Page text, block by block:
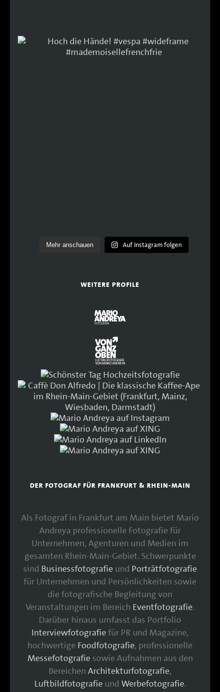
Mehr anschauen Auf Instagram folgen
WEITERE PROFILE
DER FOTOGRAF FÜR FRANKFURT & RHEIN-MAIN
Als Fotograf in Frankfurt am Main bietet Mario
Andreya professionelle Fotografie für
Unternehmen, Agenturen und Medien im
gesamten Rhein-Main-Gebiet. Schwerpunkte
sind Businessfotografie und Porträtfotografie
für Unternehmen und Persönlichkeiten sowie
die fotografische Begleitung von
Veranstaltungen im Bereich Eventfotografie.
Darüber hinaus umfasst das Portfolio
Interviewfotografiefür PR und Magazine,
hochwertige Foodfotografie, professionelle
Messefotografiesowie Aufnahmen aus den
Bereichen Architekturfotografie,
Luftbildfotografieund Werbefotografie.